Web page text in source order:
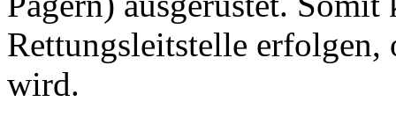
Rettungsleitstelle erfolgen,
wird.